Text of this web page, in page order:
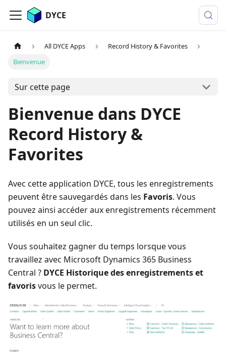
DYCE
All DYCE Apps
Record History & Favorites
Bienvenue
Sur cette page
Bienvenue dans DYCE
Record History &
Favorites
Avec cette application DYCE, tous les enregistrements
peuvent être sauvegardés dans les Favoris. Vous
pouvez ainsi accéder aux enregistrements récemment
utilisés en un seul clic.
Vous souhaitez gagner du temps lorsque vous
travaillez avec Microsoft Dynamics 365 Business
Central ? DYCE Historique des enregistrements et
favorisvous le permet.